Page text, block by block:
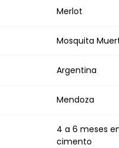
Merlot
Mosquita
Argentina
Mendoza
4 a 6 meses
cimento